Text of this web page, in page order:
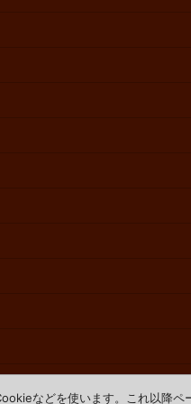
などを使います。これ以降